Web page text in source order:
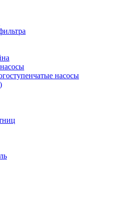
насосы